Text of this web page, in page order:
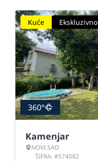
Kuće Ekskluzivno
360°
Kamenjar
NOVI SAD
ŠIFRA: #574082